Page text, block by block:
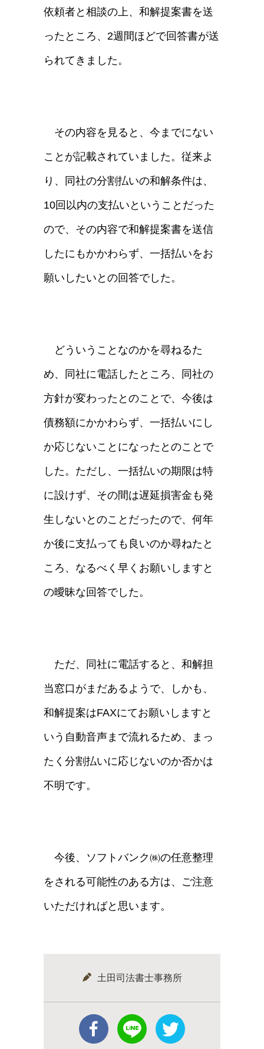
依頼者と相談の上、和解提案書を送
ったところ、2週間ほどで回答書が送
られてきました。
その内容を見ると、今までにない
ことが記載されていました。従来よ
り、同社の分割払いの和解条件は、
10回以内の支払いということだった
ので、その内容で和解提案書を送信
したにもかかわらず、一括払いをお
願いしたいとの回答でした。
どういうことなのかを尋ねるた
め、同社に電話したところ、同社の
方針が変わったとのことで、今後は
債務額にかかわらず、一括払いにし
か応じないことになったとのことで
した。ただし、一括払いの期限は特
に設けず、その間は遅延損害金も発
生しないとのことだったので、何年
か後に支払っても良いのか尋ねたと
ころ、なるべく早くお願いしますと
の曖昧な回答でした。
ただ、同社に電話すると、和解担
当窓口がまだあるようで、しかも、
和解提案はFAXにてお願いしますと
いう自動音声まで流れるため、まっ
たく分割払いに応じないのか否かは
不明です。
今後、ソフトバンク㈱の任意整理
をされる可能性のある方は、ご注意
いただければと思います。
土田司法書士事務所